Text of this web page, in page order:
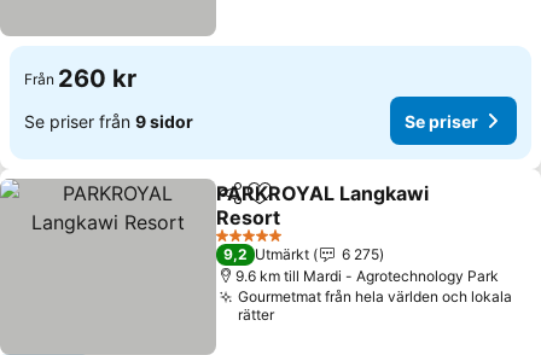
Från 260 kr
Se priser från 9 sidor Se priser
Dela Lägg till i Mina Favoriter
PARKROYAL Langkawi
Resort
Se priser
5 Stjärnor
9,2 Utmärkt
6 275
9.6 km till Mardi - Agrotechnology Park
Gourmetmat från hela världen och lokala
rätter